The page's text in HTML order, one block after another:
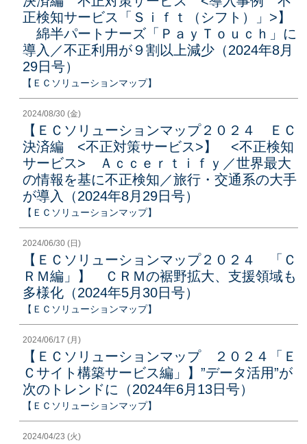
正検知サービス「Ｓｉｆｔ（シフト）」>】
綿半パートナーズ「ＰａｙＴｏｕｃｈ」に
導入／不正利用が９割以上減少（2024年8月
29日号）
【ＥＣソリューションマップ】
2024/08/30 (金)
【ＥＣソリューションマップ２０２４ ＥＣ
決済編 <不正対策サービス>】 <不正検知
サービス> Ａｃｃｅｒｔｉｆｙ／世界最大
の情報を基に不正検知／旅行・交通系の大手
が導入（2024年8月29日号）
【ＥＣソリューションマップ】
2024/06/30 (日)
【ＥＣソリューションマップ２０２４ 「Ｃ
ＲＭ編」】 ＣＲＭの裾野拡大、支援領域も
多様化（2024年5月30日号）
【ＥＣソリューションマップ】
2024/06/17 (月)
【ＥＣソリューションマップ ２０２４「Ｅ
Ｃサイト構築サービス編」】”データ活用”が
次のトレンドに（2024年6月13日号）
【ＥＣソリューションマップ】
2024/04/23 (火)